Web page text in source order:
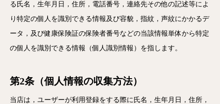
る氏名，生年月日，住所，電話番号，連絡先その他の記述等によ
り特定の個人を識別できる情報及び容貌，指紋，声紋にかかるデ
ータ，及び健康保険証の保険者番号などの当該情報単体から特定
の個人を識別できる情報（個人識別情報）を指します。
第2条（個人情報の収集方法）
当店は，ユーザーが利用登録をする際に氏名，生年月日，住所，